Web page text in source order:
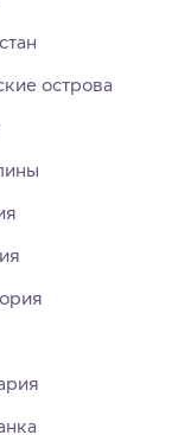
острова